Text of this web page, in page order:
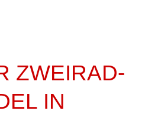
ZWEIRAD-
IN